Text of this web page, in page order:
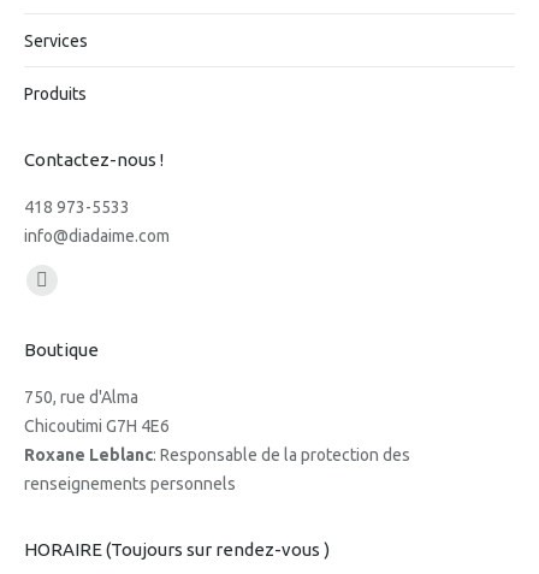
Services
Produits
Contactez-nous !
418 973-5533
info@diadaime.com
Trouvez nous sur :
opens
in
new
window
Boutique
750, rue d'Alma
Chicoutimi G7H 4E6
Roxane Leblanc: Responsable de la protection des
renseignements personnels
HORAIRE (Toujours sur rendez-vous )